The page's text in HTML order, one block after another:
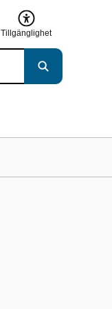
Tillgänglighet